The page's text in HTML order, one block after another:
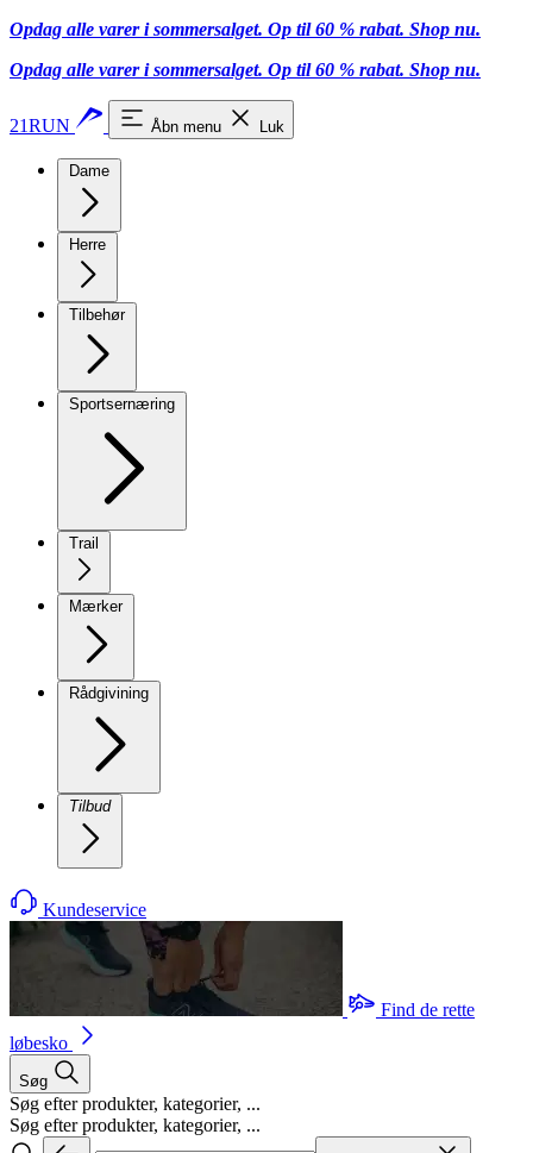
Opdag alle varer i sommersalget. Op til 60 % rabat. Shop nu.
Opdag alle varer i sommersalget. Op til 60 % rabat. Shop nu.
21RUN Åbn menu Luk
Dame
Herre
Tilbehør
Sportsernæring
Trail
Mærker
Rådgivining
Tilbud
Kundeservice
Find de rette
løbesko
Søg
Søg efter produkter, kategorier, ...
Søg efter produkter, kategorier, ...